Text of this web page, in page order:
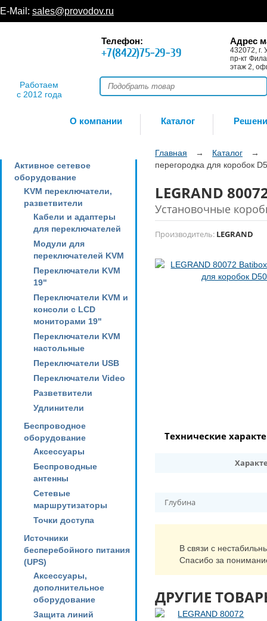
E-Mail: sales@provodov.ru
Работаем
с 2012 года
Телефон:
+7(8422)75-29-39
Адрес
432072, г.
пр-кт
этаж 2,
О компании Каталог
Активное сетевое
оборудование
KVM переключатели,
разветвители
Кабели и адаптеры
для переключателей
Модули для
переключателей KVM
Переключатели KVM
19"
Переключатели KVM и
консоли с LCD
мониторами 19"
Переключатели KVM
настольные
Переключатели USB
Переключатели Video
Разветвители
Удлинители
Беспроводное
оборудование
Аксессуары
Беспроводные
антенны
Сетевые
маршрутизаторы
Точки доступа
Источники
бесперебойного питания
(UPS)
Аксессуары,
дополнительное
оборудование
Защита линий
Главная → Каталог
→
перегородка для коробок
LEGRAND
Установочные
Производитель: LEGRAND
Технические
Глубина
В связи с
Спасибо за
ДРУГИЕ